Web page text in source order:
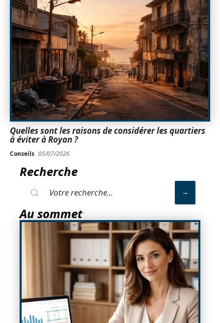
Quelles sont les raisons de considérer les quartiers
à éviter à Royan ?
Conseils 05/07/2026
Recherche
Au sommet